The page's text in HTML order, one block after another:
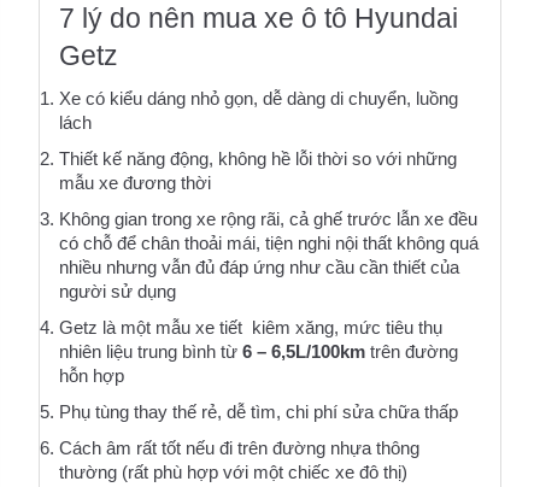
7 lý do nên mua xe ô tô Hyundai
Getz
Xe có kiểu dáng nhỏ gọn, dễ dàng di chuyển, luồng
lách
Thiết kế năng động, không hề lỗi thời so với những
mẫu xe đương thời
Không gian trong xe rộng rãi, cả ghế trước lẫn xe đều
có chỗ để chân thoải mái, tiện nghi nội thất không quá
nhiều nhưng vẫn đủ đáp ứng như cầu cần thiết của
người sử dụng
Getz là một mẫu xe tiết  kiêm xăng, mức tiêu thụ
nhiên liệu trung bình từ 6 – 6,5L/100km trên đường
hỗn hợp
Phụ tùng thay thế rẻ, dễ tìm, chi phí sửa chữa thấp
Cách âm rất tốt nếu đi trên đường nhựa thông
thường (rất phù hợp với một chiếc xe đô thị)